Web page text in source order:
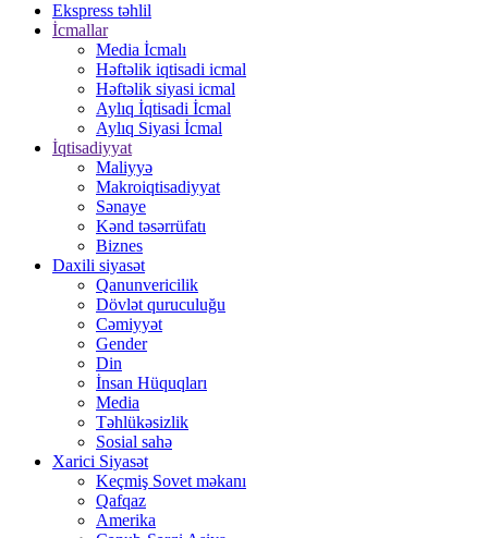
Ekspress təhlil
İcmallar
Media İcmalı
Həftəlik iqtisadi icmal
Həftəlik siyasi icmal
Aylıq İqtisadi İcmal
Aylıq Siyasi İcmal
İqtisadiyyat
Maliyyə
Makroiqtisadiyyat
Sənaye
Kənd təsərrüfatı
Biznes
Daxili siyasət
Qanunvericilik
Dövlət quruculuğu
Cəmiyyət
Gender
Din
İnsan Hüquqları
Media
Təhlükəsizlik
Sosial sahə
Xarici Siyasət
Keçmiş Sovet məkanı
Qafqaz
Amerika